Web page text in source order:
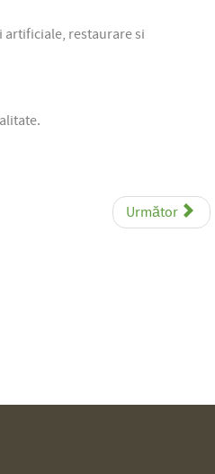
artificiale restauraresi
Următor